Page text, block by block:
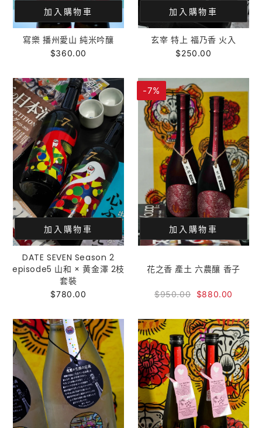
加入購物車
寫樂 播州愛山 純米吟釀
$360.00
加入購物車
玄宰 特上 福乃香 火入
$250.00
加入購物車
DATE SEVEN Season 2
episode5 山和 × 黄金澤 2枝
套裝
$780.00
-7%
加入購物車
花之香 產土 六農釀 香子
$950.00 $880.00